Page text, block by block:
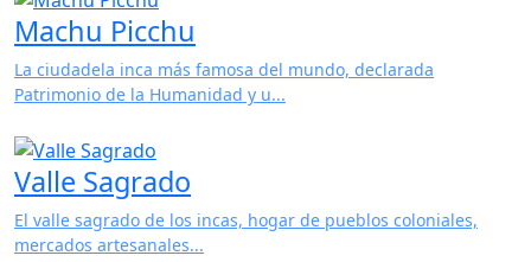
La ciudadela inca más famosa del mundo, declarada
Patrimonio de la Humanidad y u...
Valle Sagrado
El valle sagrado de los incas, hogar de pueblos coloniales,
mercados artesanales...